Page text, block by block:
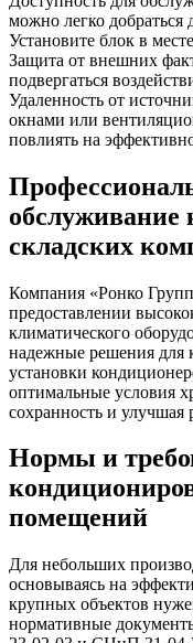
можно легко
Установите блок в
Защита от внешних
подвергаться
Удаленность от
окнами или
повлиять на
обслуживание
складских
Компания «Ронко
предоставлении
климатического
надежные решения для
установки
оптимальные условия
сохранность и улучшая
Нормы и
помещений
Для небольших
основываясь на
крупных объектов
нормативные